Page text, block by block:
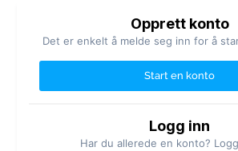
Opprett konto
Det er enkelt å melde seg inn for å
Start en konto
Logg inn
Har du allerede en konto?